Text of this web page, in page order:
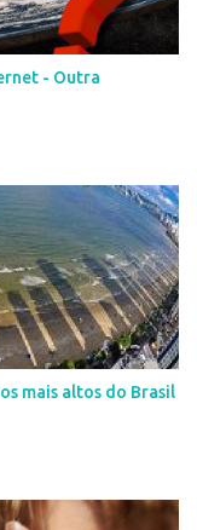
- Outra
mais altos do Brasil